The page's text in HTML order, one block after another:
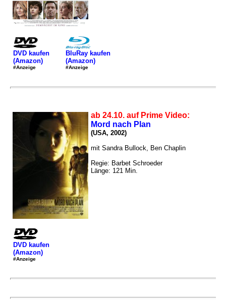
DVD kaufen
(Amazon)
#Anzeige
BluRay kaufen
(Amazon)
#Anzeige
ab 24.10. auf Prime Video:
Mord nach Plan
(USA, 2002)
mit Sandra Bullock, Ben Chaplin
Regie: Barbet Schroeder
Länge: 121 Min.
DVD kaufen
(Amazon)
#Anzeige